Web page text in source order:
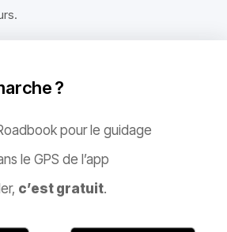
?
pour le guidage
le GPS de l’app
c’est gratuit.